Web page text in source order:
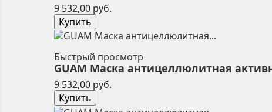
9 532,00 руб.
Купить
Быстрый просмотр
GUAM Маска антицеллюлитная
9 532,00 руб.
Купить